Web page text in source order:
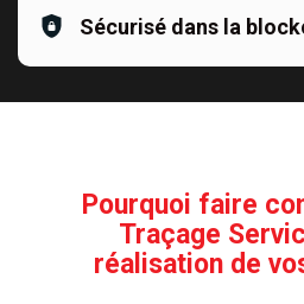
Sécurisé dans la
Pourquoi faire
Traçage
réalisation de